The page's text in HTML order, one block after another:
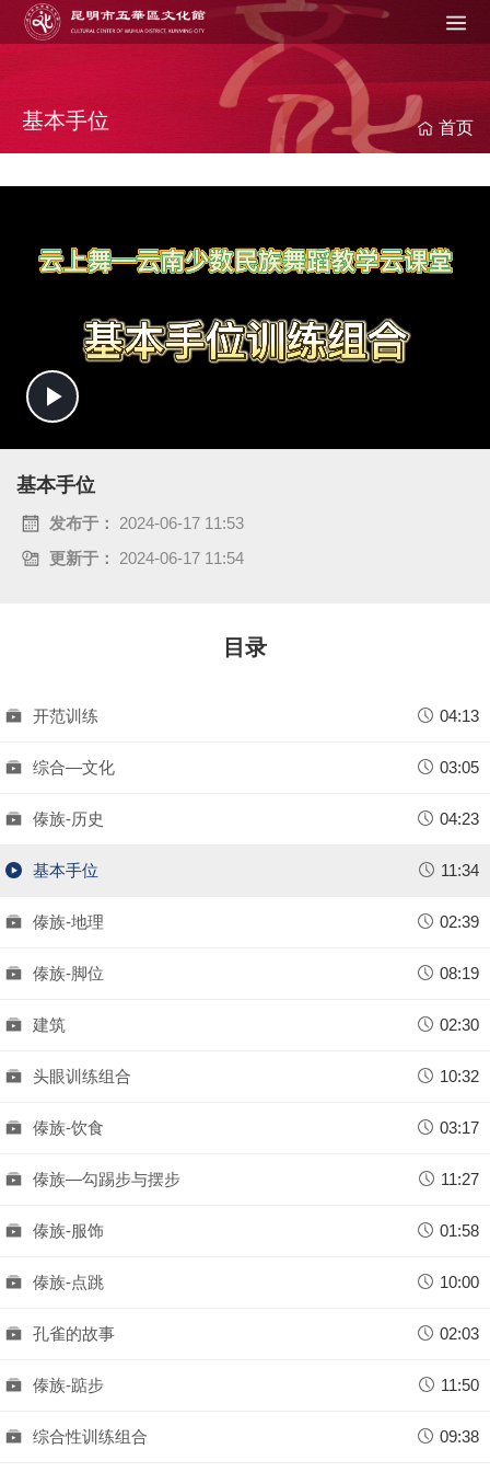
Jump to navigation
这
首页
基本手位
P
l
a
y
d
e
o
基本手位
发布于：
2024-06-17 11:53
更新于：
2024-06-17 11:54
目录
开范训练 04:13
综合—文化 03:05
傣族-历史 04:23
基本手位 11:34
傣族-地理 02:39
傣族-脚位 08:19
建筑 02:30
头眼训练组合 10:32
傣族-饮食 03:17
傣族—勾踢步与摆步 11:27
傣族-服饰 01:58
傣族-点跳 10:00
孔雀的故事 02:03
傣族-踮步 11:50
综合性训练组合 09:38